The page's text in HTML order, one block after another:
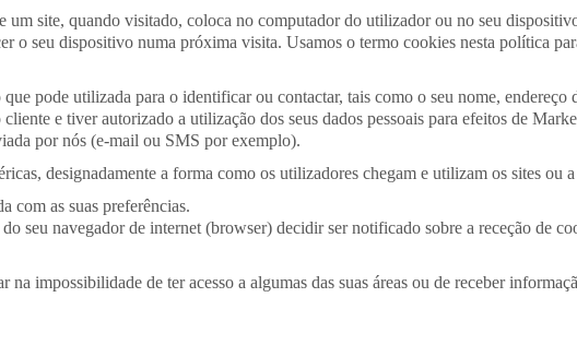
um site, quando visitado, coloca no computador do utilizador ou no seu
o seu dispositivo numa próxima visita. Usamos o termo cookies nesta política
pode utilizada para o identificar ou contactar, tais como o seu nome,
e tiver autorizado a utilização dos seus dados pessoais para efeitos de
por nós (e-mail ou SMS por exemplo).
designadamente a forma como os utilizadores chegam e utilizam os sites ou
com as suas preferências.
seu navegador de internet (browser) decidir ser notificado sobre a receção de
na impossibilidade de ter acesso a algumas das suas áreas ou de receber